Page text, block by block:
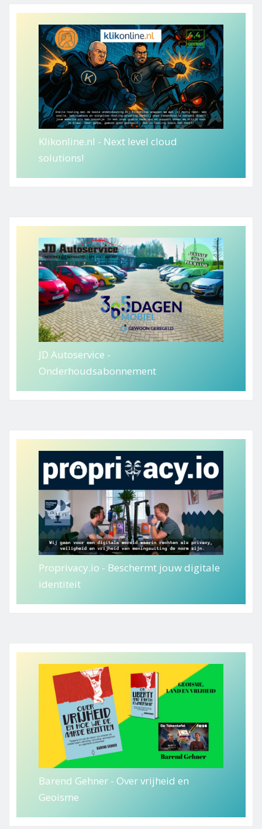
Klikonline.nl - Next level cloud
solutions!
JD Autoservice -
Onderhoudsabonnement
Proprivacy.io - Beschermt jouw digitale
identiteit
Barend Gehner - Over vrijheid en
Geoisme